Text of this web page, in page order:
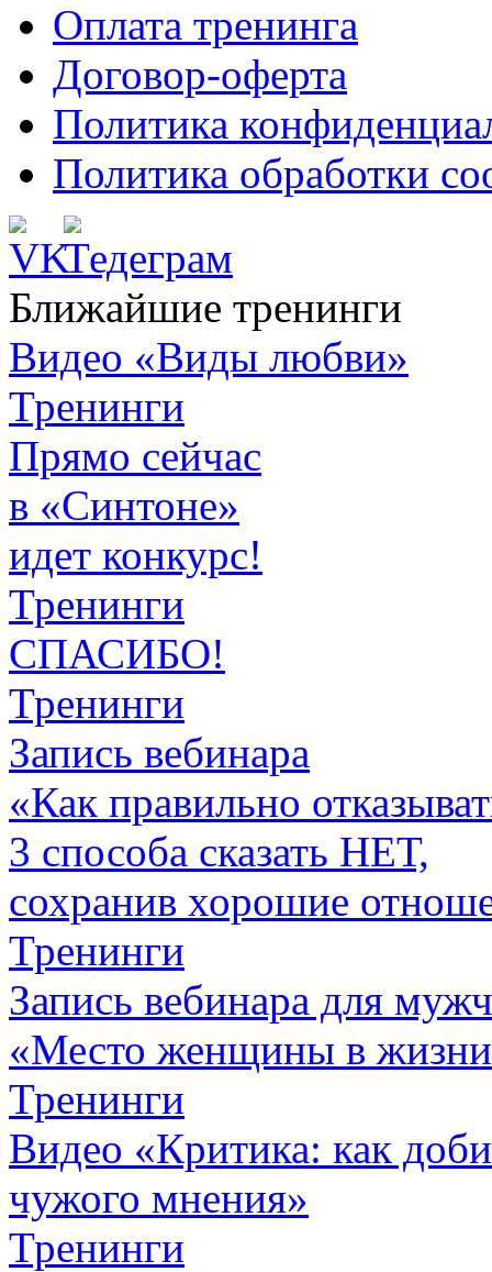
Оплата тренинга
Договор-оферта
Политика
Политика обработки
Ближайшие тренинги
Видео «Виды любви»
Тренинги
Прямо сейчас
в «Синтоне»
идет конкурс!
Тренинги
СПАСИБО!
Тренинги
Запись вебинара
«Как правильно
3 способа сказать НЕТ,
сохранив хорошие
Тренинги
Запись вебинара для
«Место женщины в
Тренинги
Видео «Критика: как
чужого мнения»
Тренинги